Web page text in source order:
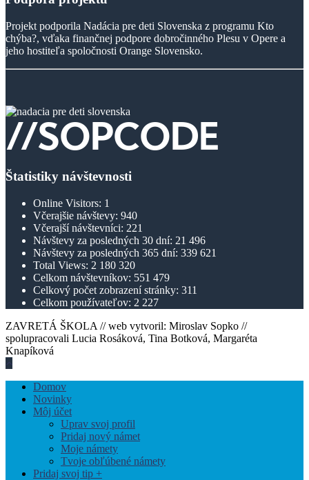
Projekt podporila Nadácia pre deti Slovenska z programu Kto
chýba?, vďaka finančnej podpore dobročinného Plesu v Opere a
jeho hostiteľa spoločnosti Orange Slovensko.
Štatistiky návštevnosti
Online Visitors: 1
Včerajšie návštevy: 940
Včerajší návštevníci: 221
Návštevy za posledných 30 dní: 21 496
Návštevy za posledných 365 dní: 339 621
Total Views: 2 180 320
Celkom návštevníkov: 551 479
Celkový počet zobrazení stránky: 311
Celkom používateľov: 2 227
ZAVRETÁ ŠKOLA // web vytvoril: Miroslav Sopko //
spolupracovali Lucia Rosáková, Tina Botková, Margaréta
Knapíková
Blízkosti
Offcanvas
Domov
Novinky
Môj účet
Uprav svoj profil
Pridaj nový námet
Moje námety
Tvoje obľúbené námety
Pridaj svoj tip +